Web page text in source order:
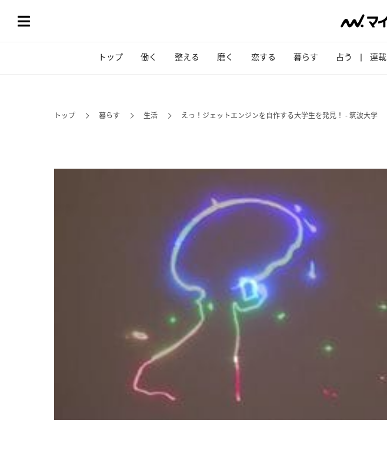
トップ 働く 整える 磨く 恋する 暮らす 占う 連載
トップ 暮らす 生活 えっ！ジェットエンジンを自作する大学生を発見！ - 筑波大学